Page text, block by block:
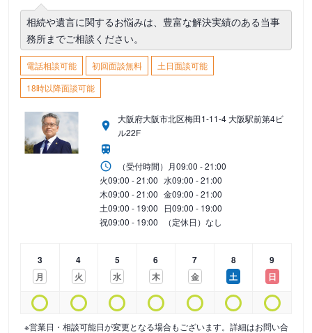
相続や遺言に関するお悩みは、豊富な解決実績のある当事
務所までご相談ください。
電話相談可能 初回面談無料
土日面談可能
18時以降面談可能
大阪府大阪市北区梅田1-11-4 大阪駅前第4ビ
ル22F
（受付時間） 月09:00 - 21:00
火09:00 - 21:00 水09:00 - 21:00
木09:00 - 21:00 金09:00 - 21:00
土09:00 - 19:00 日09:00 - 19:00
祝09:00 - 19:00 （定休日）なし
3
月
4
火
5
水
6
木
7
金
8
土
9
日
※営業日・相談可能日が変更となる場合もございます。詳細はお問い合